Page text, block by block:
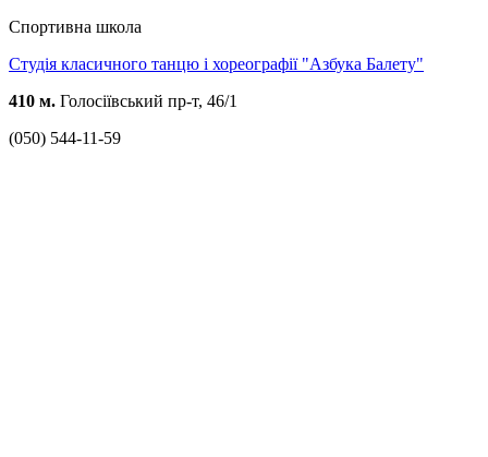
Спортивна школа
Студія класичного танцю і хореографії "Азбука Балету"
410 м. Голосіївський пр-т, 46/1
(050) 544-11-59